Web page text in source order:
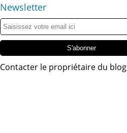
Newsletter
Contacter le propriétaire du blog